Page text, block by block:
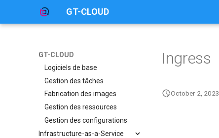
GT-CLOUD
GT-CLOUD
Accueil
Clouds Académiques
Gestionnaire
Logiciels de base
Gestion des tâches
Fabrication des images
Gestion des ressources
Gestion des configurations
Infrastructure-as-a-Service
Ingress
October 2, 2023